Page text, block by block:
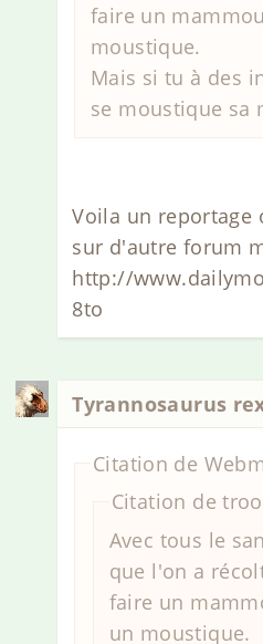
faire un
moustique.
Mais si tu à des
se moustique sa
Voila un reportage
sur d'autre forum
http://
8to
Tyrannosaurus
Citation de
Citation de
Avec tous le
que l'on a
faire un
un moustique.